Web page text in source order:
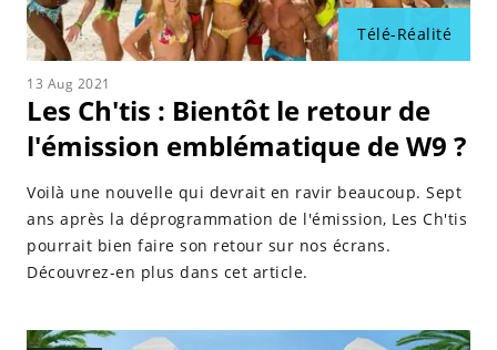
Télé-Réalité
13 Aug 2021
Les Ch'tis : Bientôt le retour de
l'émission emblématique de W9 ?
Voilà une nouvelle qui devrait en ravir beaucoup. Sept
ans après la déprogrammation de l'émission, Les Ch'tis
pourrait bien faire son retour sur nos écrans.
Découvrez-en plus dans cet article.